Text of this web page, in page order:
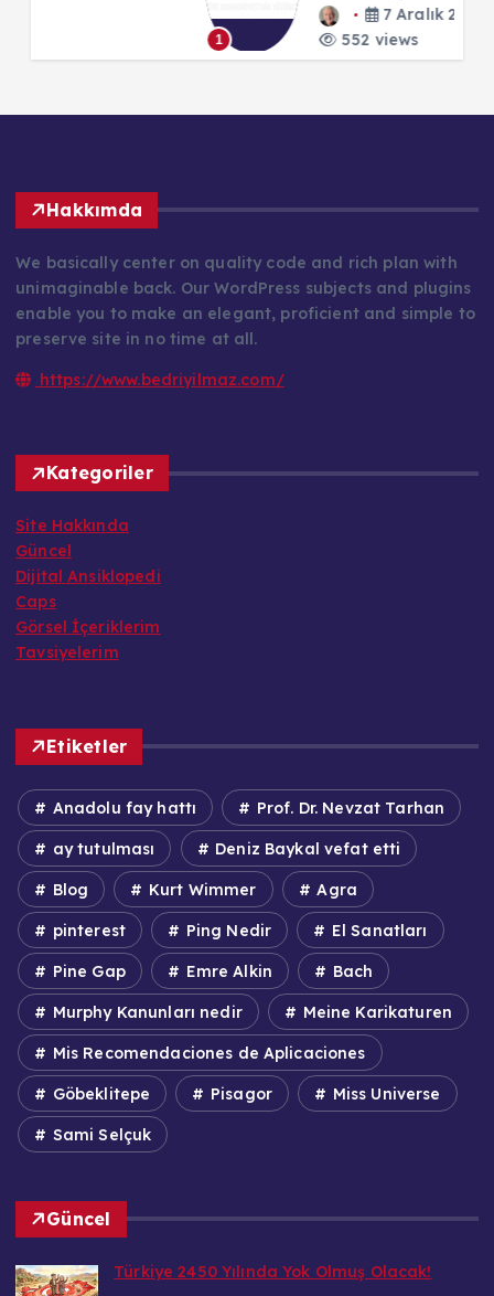
7 Aralık 2023
552 views
Hakkımda
We basically center on quality code and rich plan with
unimaginable back. Our WordPress subjects and plugins
enable you to make an elegant, proficient and simple to
preserve site in no time at all.
https://www.bedriyilmaz.com/
Kategoriler
Site Hakkında
Güncel
Dijital Ansiklopedi
Caps
Görsel İçeriklerim
Etiketler
Anadolu fay hattı Prof. Dr. Nevzat Tarhan
ay tutulması Deniz Baykal vefat etti
Blog Kurt Wimmer Agra
pinterest Ping Nedir El Sanatları
Pine Gap Emre Alkin Bach
Murphy Kanunları nedir Meine Karikaturen
Mis Recomendaciones de Aplicaciones
Göbeklitepe Pisagor Miss Universe
Sami Selçuk
Güncel
Türkiye 2450 Yılında Yok Olmuş Olacak!